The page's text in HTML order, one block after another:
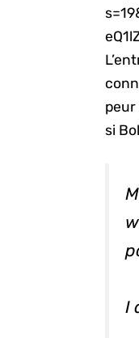
peur
si
I